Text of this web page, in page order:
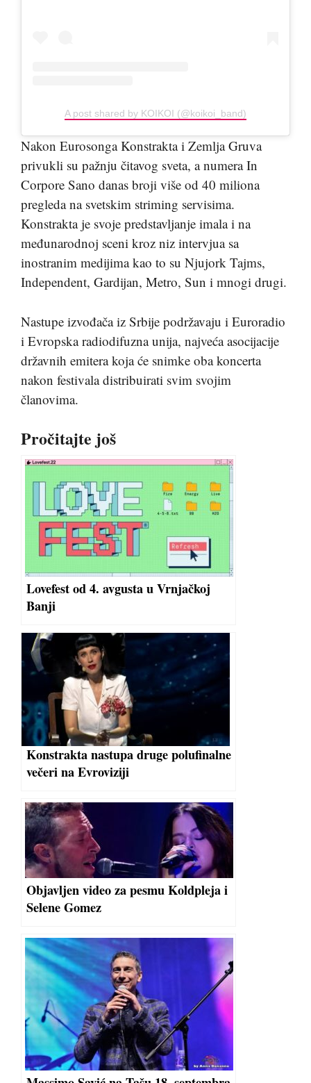
A post shared by KOIKOI (@koikoi_band)
Nakon Eurosonga Konstrakta i Zemlja Gruva
privukli su pažnju čitavog sveta, a numera In
Corpore Sano danas broji više od 40 miliona
pregleda na svetskim striming servisima.
Konstrakta je svoje predstavljanje imala i na
međunarodnoj sceni kroz niz intervjua sa
inostranim medijima kao to su Njujork Tajms,
Independent, Gardijan, Metro, Sun i mnogi drugi.
Nastupe izvođača iz Srbije podržavaju i Euroradio
i Evropska radiodifuzna unija, najveća asocijacije
državnih emitera koja će snimke oba koncerta
nakon festivala distribuirati svim svojim
članovima.
Pročitajte još
Lovefest od 4. avgusta u Vrnjačkoj
Banji
Konstrakta nastupa druge polufinalne
večeri na Evroviziji
Objavljen video za pesmu Koldpleja i
Selene Gomez